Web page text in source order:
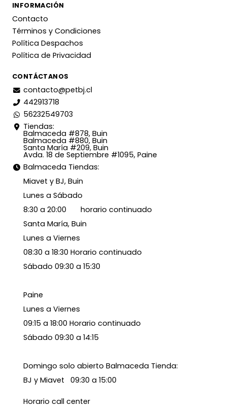
INFORMACIÓN
Contacto
Términos y Condiciones
Política Despachos
Política de Privacidad
CONTÁCTANOS
contacto@petbj.cl
442913718
56232549703
Tiendas:
Balmaceda #878, Buin
Balmaceda #880, Buin
Santa María #209, Buin
Avda. 18 de Septiembre #1095, Paine
Balmaceda Tiendas:
Miavet y BJ, Buin
Lunes a Sábado
8:30 a 20:00 horario continuado
Santa María, Buin
Lunes a Viernes
08:30 a 18:30 Horario continuado
Sábado 09:30 a 15:30
Paine
Lunes a Viernes
09:15 a 18:00 Horario continuado
Sábado 09:30 a 14:15
Domingo solo abierto Balmaceda Tienda:
BJ y Miavet 09:30 a 15:00
Horario call center